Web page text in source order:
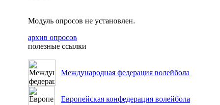
Модуль опросов не установлен.
архив опросов
полезные ссылки
Международная федерация волейбола
Европейская конфедерация волейбола